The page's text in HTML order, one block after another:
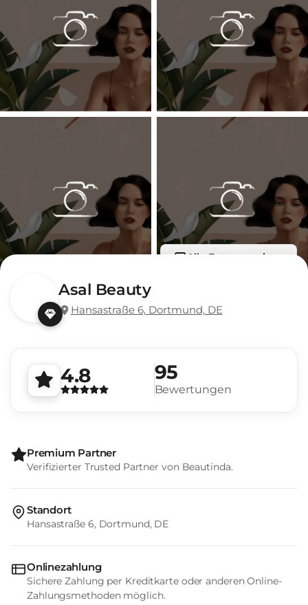
Alle Fotos anzeigen
Asal Beauty
Hansastraße 6, Dortmund, DE
4.8 95
Bewertungen
Premium Partner
Verifizierter Trusted Partner von Beautinda.
Standort
Hansastraße 6, Dortmund, DE
Onlinezahlung
Sichere Zahlung per Kreditkarte oder anderen Online-
Zahlungsmethoden möglich.